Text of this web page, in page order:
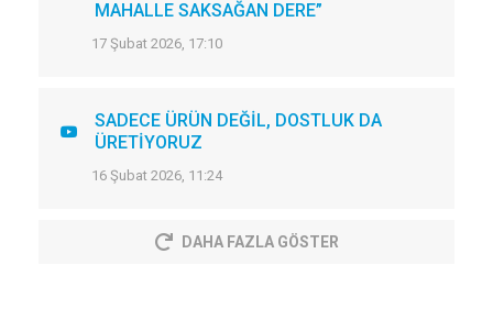
MAHALLE SAKSAĞAN DERE”
17 Şubat 2026, 17:10
SADECE ÜRÜN DEĞİL, DOSTLUK DA
ÜRETİYORUZ
16 Şubat 2026, 11:24
DAHA FAZLA GÖSTER